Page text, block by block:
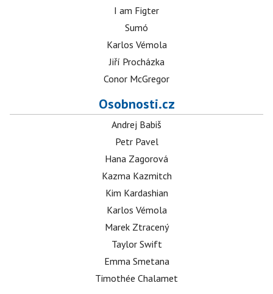
I am Figter
Sumó
Karlos Vémola
Jiří Procházka
Conor McGregor
Osobnosti.cz
Andrej Babiš
Petr Pavel
Hana Zagorová
Kazma Kazmitch
Kim Kardashian
Karlos Vémola
Marek Ztracený
Taylor Swift
Emma Smetana
Timothée Chalamet